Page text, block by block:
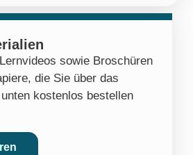
sowie Broschüren
die Sie über das
kostenlos bestellen